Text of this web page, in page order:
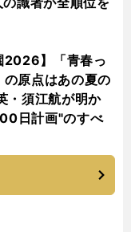
2026】「青春っ
原点はあの夏の
・須江航が明か
日計画"のすべ